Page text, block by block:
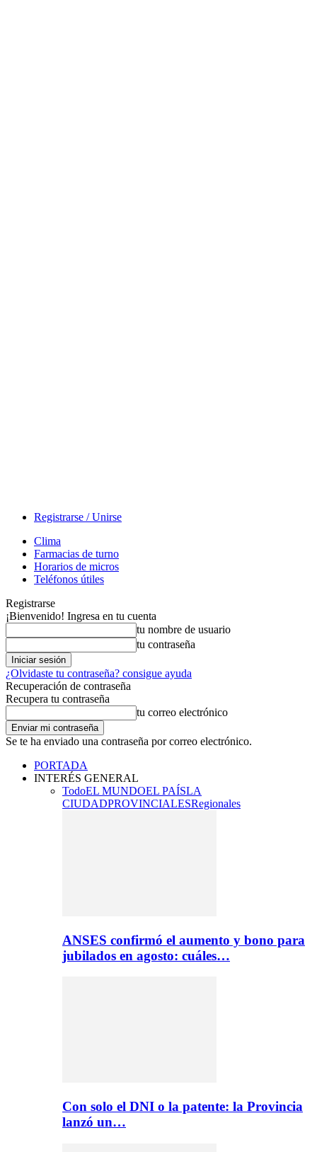
Registrarse / Unirse
Clima
Farmacias de turno
Horarios de micros
Teléfonos útiles
Registrarse
¡Bienvenido! Ingresa en tu cuenta
tu nombre de usuario
tu contraseña
¿Olvidaste tu contraseña? consigue ayuda
Recuperación de contraseña
Recupera tu contraseña
tu correo electrónico
Se te ha enviado una contraseña por correo electrónico.
PORTADA
INTERÉS GENERAL
TodoEL MUNDOEL PAÍSLA
CIUDADPROVINCIALESRegionales
ANSES confirmó el aumento y bono para
jubilados en agosto: cuáles…
Con solo el DNI o la patente: la Provincia
lanzó un…